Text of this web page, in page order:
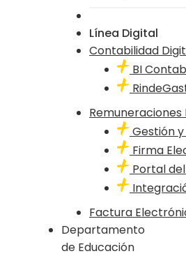
Línea Digital
Contabilidad
BI
Remuneraciones
Gestión
Firma
Portal
Factura
Departamento
de Educación